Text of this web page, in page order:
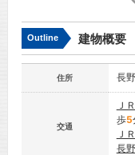
Outline 建物概要
住所 長
交通
Ｊ
歩5
Ｊ
長